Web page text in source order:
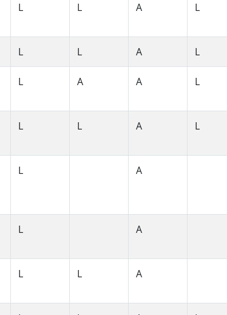
L L A L
L L A L
L A A L
L L A L
L A
L A
L L A